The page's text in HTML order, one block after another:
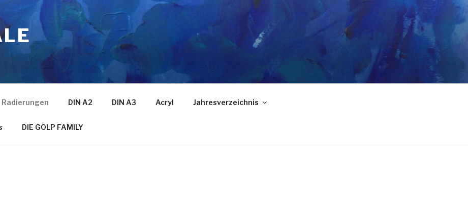
Radierungen DIN A2 DIN A3 Acryl Jahresverzeichnis
DIE GOLP FAMILY